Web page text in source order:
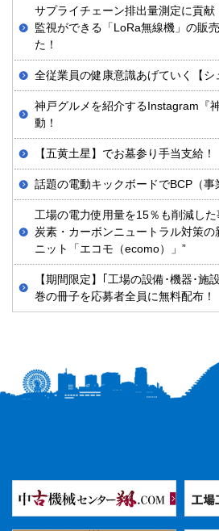
サプライチェーン排出量測定に貢
監視ができる「LoRa無線機」の販
た！
全従業員の健康意識あげていく【シ
神戸グルメを紹介するInstagram『
動！
【五黄土星】でお墓参り手当支給！
話題の電動キックボードでBCP（事
工場の電力使用量を15％も削減し
炭素・カーボンニュートラル対策
ニット「エコモ（ecomo）」”
【期間限定】｢工場の設備･機器･施
巻の冊子を応募者全員に無料配布！